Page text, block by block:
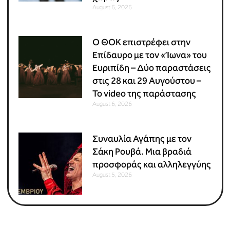
August 6, 2026
Ο ΘΟΚ επιστρέφει στην
Επίδαυρο με τον «Ίωνα» του
Ευριπίδη – Δύο παραστάσεις
στις 28 και 29 Αυγούστου –
Το video της παράστασης
August 6, 2026
Συναυλία Αγάπης με τον
Σάκη Ρουβά. Μια βραδιά
προσφοράς και αλληλεγγύης
August 5, 2026